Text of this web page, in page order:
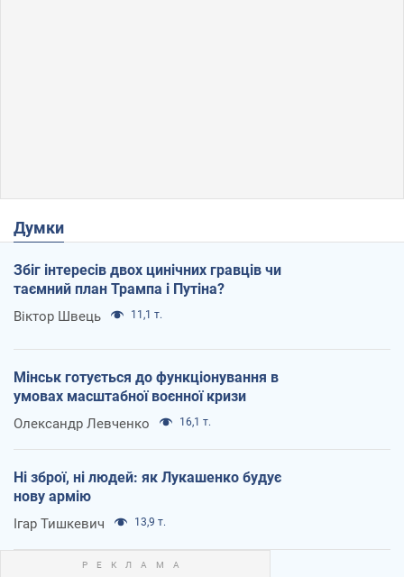
Думки
Збіг інтересів двох цинічних гравців чи
таємний план Трампа і Путіна?
Віктор Швець 11,1 т.
Мінськ готується до функціонування в
умовах масштабної воєнної кризи
Олександр Левченко 16,1 т.
Ні зброї, ні людей: як Лукашенко будує
нову армію
Ігар Тишкевич 13,9 т.